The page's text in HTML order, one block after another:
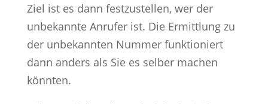
Ziel ist es dann festzustellen, wer der
unbekannte Anrufer ist. Die Ermittlung zu
der unbekannten Nummer funktioniert
dann anders als Sie es selber machen
könnten.